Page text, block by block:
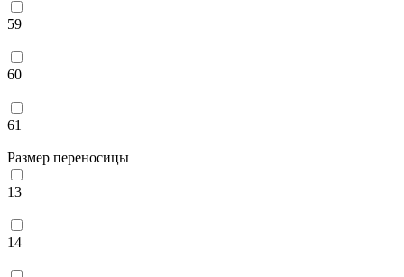
59
60
61
Размер переносицы
13
14